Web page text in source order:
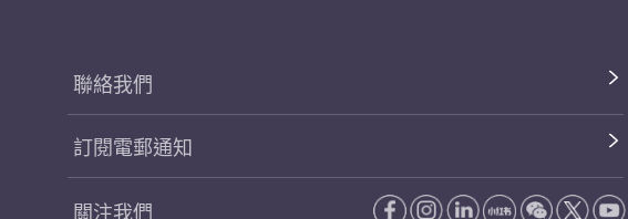
聯絡我們
訂閱電郵通知
關注我們